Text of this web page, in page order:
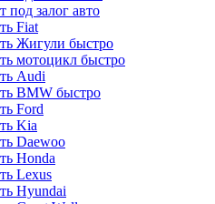
под залог авто
Fiat
Жигули быстро
мотоцикл быстро
Audi
BMW быстро
Ford
Kia
Daewoo
Honda
Lexus
Hyundai